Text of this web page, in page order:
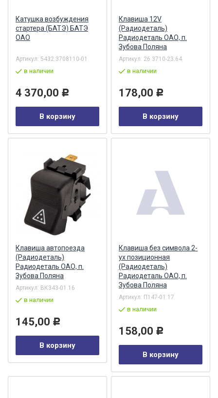
Катушка возбуждения
стартера (БАТЭ) БАТЭ
ОАО
Артикул: 5432.3708110-01
в наличии
4 370,00 Р
В корзину
Клавиша 12V
(Радиодеталь)
Радиодеталь ОАО, п.
Зубова Поляна
Артикул: 26.3710-23.64
в наличии
178,00 Р
В корзину
Клавиша автопоезда
(Радиодеталь)
Радиодеталь ОАО, п.
Зубова Поляна
Артикул: ВК343-01.16
в наличии
145,00 Р
В корзину
Клавиша без символа 2-
ух позиционная
(Радиодеталь)
Радиодеталь ОАО, п.
Зубова Поляна
Артикул: П147-01.17
в наличии
158,00 Р
В корзину